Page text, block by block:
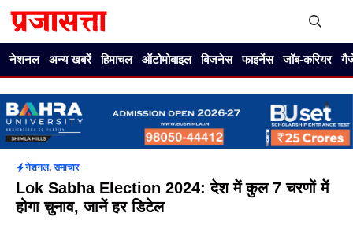
नेशनल अन्य खबरें हिमाचल ऑटोमोबाइल बिजनेस फाइनेंस जॉब-करियर
नेशनल,समाचार
Lok Sabha Election 2024: देश में कुल 7 चरणों में
होगा चुनाव, जानें हर डिटेल